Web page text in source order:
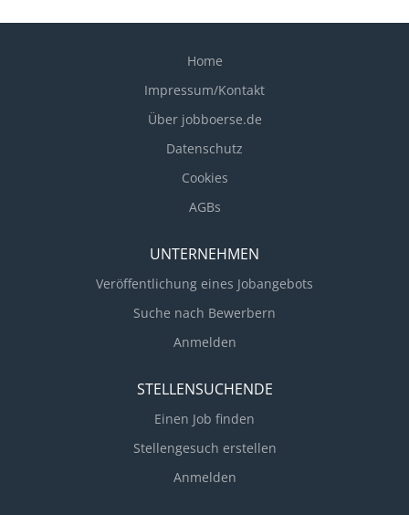
Home
Impressum/Kontakt
Über jobboerse.de
Datenschutz
Cookies
AGBs
UNTERNEHMEN
Veröffentlichung eines Jobangebots
Suche nach Bewerbern
Anmelden
STELLENSUCHENDE
Einen Job finden
Stellengesuch erstellen
Anmelden